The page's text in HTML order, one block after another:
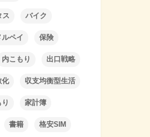
ス バイク
ルペイ 保険
内こもり 出口戦略
化 収支均衡型生活
家計簿
書籍 格安SIM